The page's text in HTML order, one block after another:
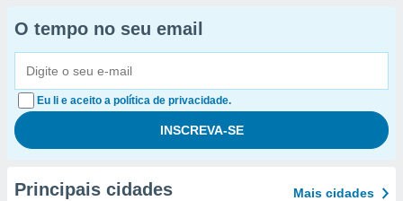
O tempo no seu email
Eu li e aceito a política de privacidade.
Principais cidades Mais cidades